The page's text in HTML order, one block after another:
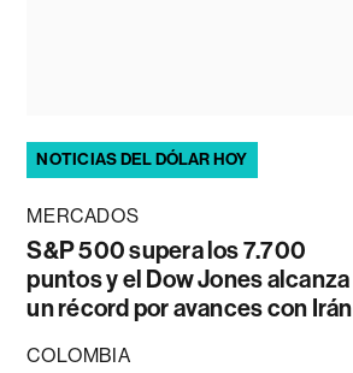
NOTICIAS DEL DÓLAR HOY
MERCADOS
S&P 500 supera los 7.700
puntos y el Dow Jones alcanza
un récord por avances con Irán
COLOMBIA